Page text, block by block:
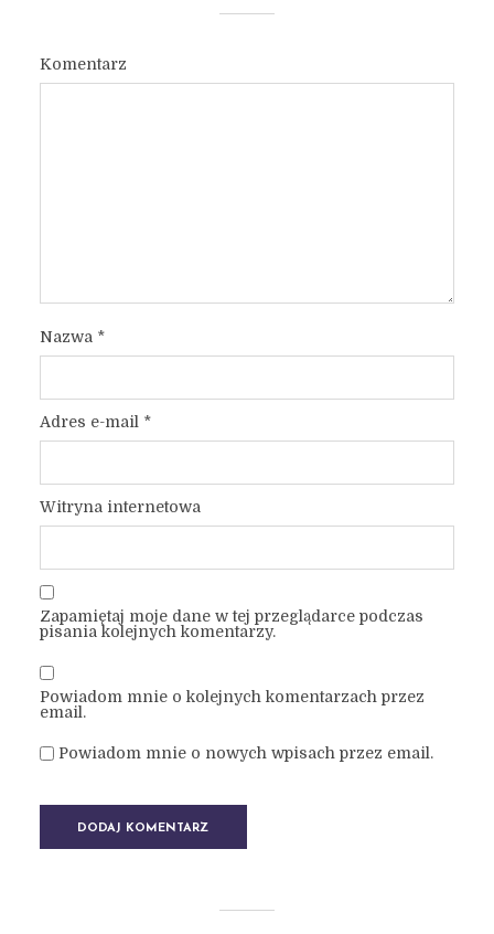
Komentarz
Nazwa *
Adres e-mail *
Witryna internetowa
Zapamiętaj moje dane w tej przeglądarce podczas
pisania kolejnych komentarzy.
Powiadom mnie o kolejnych komentarzach przez
email.
Powiadom mnie o nowych wpisach przez email.